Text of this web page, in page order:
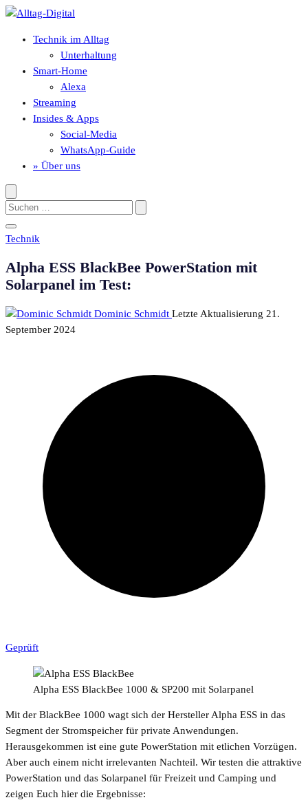
Zum
springenTechnik im Alltag
Unterhaltung
Smart-Home
Alexa
Streaming
Insides & Apps
Social-Media
WhatsApp-Guide
» Über uns
Suche
öffnen
Suche
nach:
Suchen
Menü
öffnen
Technik
Alpha ESS BlackBee PowerStation mit
Solarpanel im Test:
Dominic Schmidt Letzte Aktualisierung 21.
September 2024
Geprüft
Alpha ESS BlackBee 1000 & SP200 mit Solarpanel
Mit der BlackBee 1000 wagt sich der Hersteller Alpha ESS in das
Segment der Stromspeicher für private Anwendungen.
Herausgekommen ist eine gute PowerStation mit etlichen Vorzügen.
Aber auch einem nicht irrelevanten Nachteil. Wir testen die attraktive
PowerStation und das Solarpanel für Freizeit und Camping und
zeigen Euch hier die Ergebnisse: